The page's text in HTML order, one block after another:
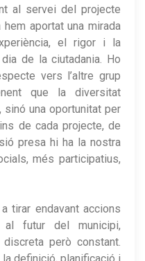
al servei del projecte
aportat una mirada
el rigor i la
de la ciutadania. Ho
vers l’altre grup
que la diversitat
sinó una oportunitat per
de cada projecte, de
presa hi ha la nostra
més participatius,
tirar endavant accions
futur del municipi,
però constant.
definició, planificació i